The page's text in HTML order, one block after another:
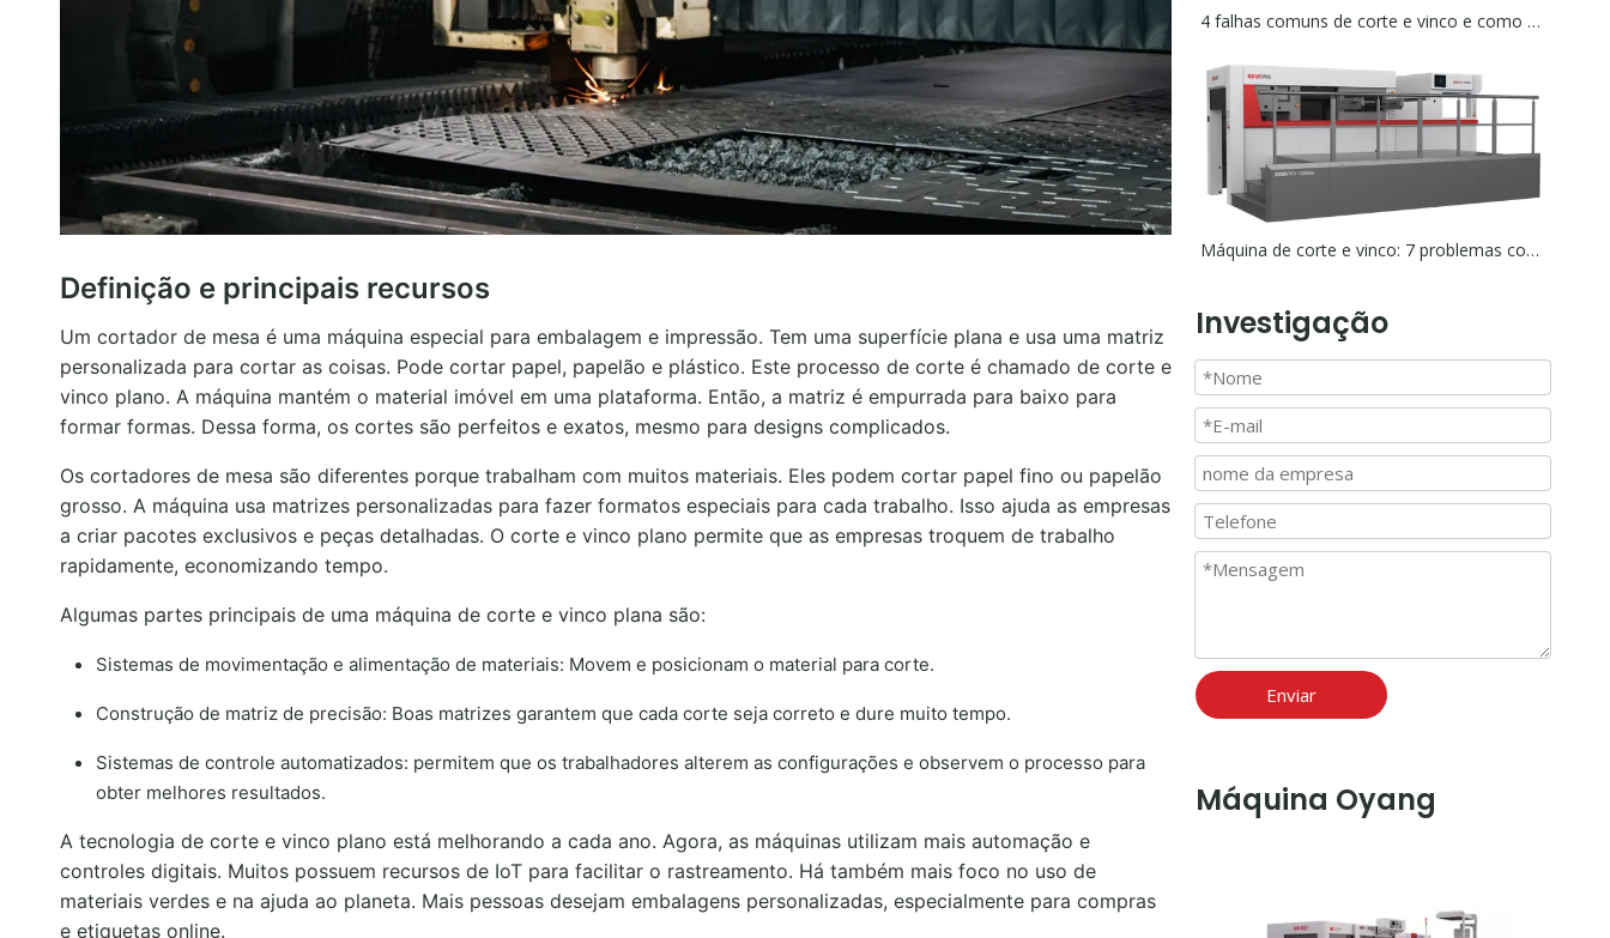
Definição e principais recursos
Um cortador de mesa é uma máquina especial para embalagem e impressão. Tem uma superfície plana e usa uma matriz
personalizada para cortar as coisas. Pode cortar papel, papelão e plástico. Este processo de corte é chamado de corte e
vinco plano. A máquina mantém o material imóvel em uma plataforma. Então, a matriz é empurrada para baixo para
formar formas. Dessa forma, os cortes são perfeitos e exatos, mesmo para designs complicados.
Os cortadores de mesa são diferentes porque trabalham com muitos materiais. Eles podem cortar papel fino ou papelão
grosso. A máquina usa matrizes personalizadas para fazer formatos especiais para cada trabalho. Isso ajuda as empresas
a criar pacotes exclusivos e peças detalhadas. O corte e vinco plano permite que as empresas troquem de trabalho
rapidamente, economizando tempo.
Algumas partes principais de uma máquina de corte e vinco plana são:
Sistemas de movimentação e alimentação de materiais: Movem e posicionam o material para corte.
Construção de matriz de precisão: Boas matrizes garantem que cada corte seja correto e dure muito tempo.
Sistemas de controle automatizados: permitem que os trabalhadores alterem as configurações e observem o processo para
obter melhores resultados.
A tecnologia de corte e vinco plano está melhorando a cada ano. Agora, as máquinas utilizam mais automação e
controles digitais. Muitos possuem recursos de IoT para facilitar o rastreamento. Há também mais foco no uso de
materiais verdes e na ajuda ao planeta. Mais pessoas desejam embalagens personalizadas, especialmente para compras
e etiquetas online.
4 falhas comuns de corte e vinco e como corrigi-las
Máquina de corte e vinco: 7 problemas comuns e como corrigi-los
Investigação
Enviar
Máquina Oyang